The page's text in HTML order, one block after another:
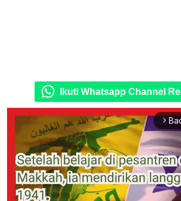
Ikuti Whatsapp Channel
arrow_forward_ios